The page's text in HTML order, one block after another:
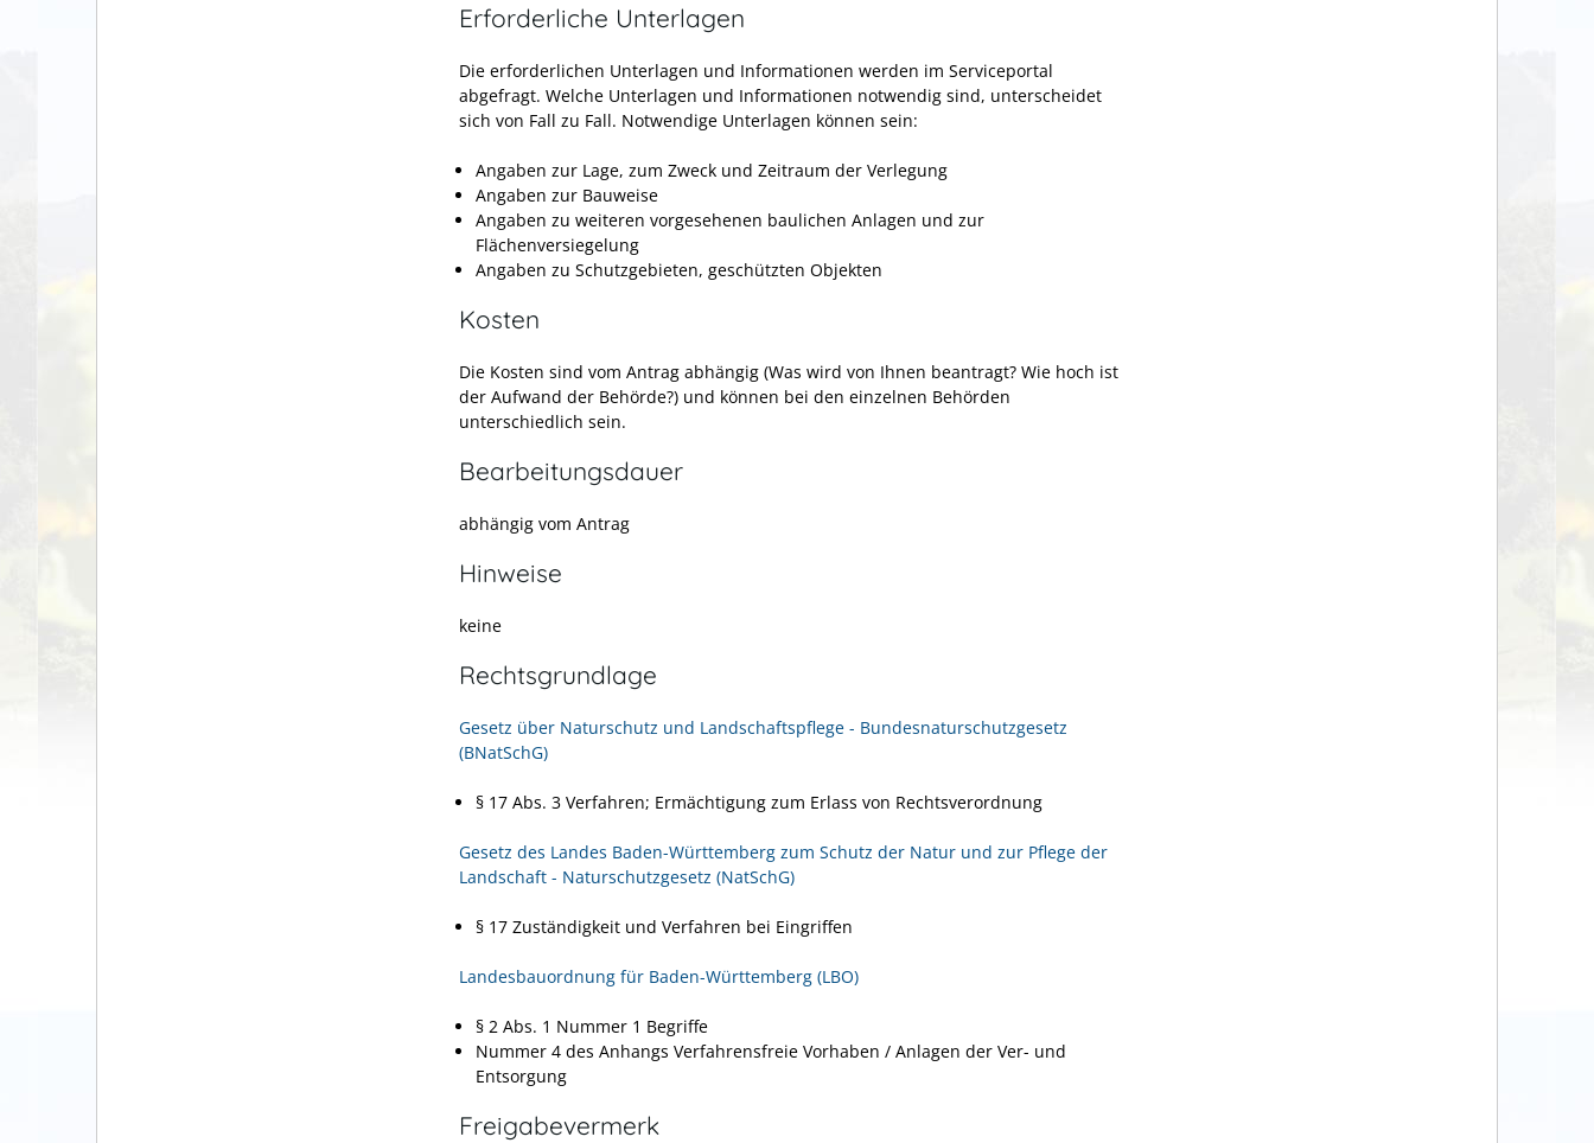
Erforderliche Unterlagen
Die erforderlichen Unterlagen und Informationen werden im Serviceportal
abgefragt. Welche Unterlagen und Informationen notwendig sind, unterscheidet
sich von Fall zu Fall. Notwendige Unterlagen können sein:
Angaben zur Lage, zum Zweck und Zeitraum der Verlegung
Angaben zur Bauweise
Angaben zu weiteren vorgesehenen baulichen Anlagen und zur
Flächenversiegelung
Angaben zu Schutzgebieten, geschützten Objekten
Kosten
Die Kosten sind vom Antrag abhängig (Was wird von Ihnen beantragt? Wie hoch ist
der Aufwand der Behörde?) und können bei den einzelnen Behörden
unterschiedlich sein.
Bearbeitungsdauer
abhängig vom Antrag
Hinweise
keine
Rechtsgrundlage
Gesetz über Naturschutz und Landschaftspflege - Bundesnaturschutzgesetz
(BNatSchG)
§ 17 Abs. 3 Verfahren; Ermächtigung zum Erlass von Rechtsverordnung
Gesetz des Landes Baden-Württemberg zum Schutz der Natur und zur Pflege der
Landschaft - Naturschutzgesetz (NatSchG)
§ 17 Zuständigkeit und Verfahren bei Eingriffen
Landesbauordnung für Baden-Württemberg (LBO)
§ 2 Abs. 1 Nummer 1 Begriffe
Nummer 4 des Anhangs Verfahrensfreie Vorhaben / Anlagen der Ver- und
Entsorgung
Freigabevermerk